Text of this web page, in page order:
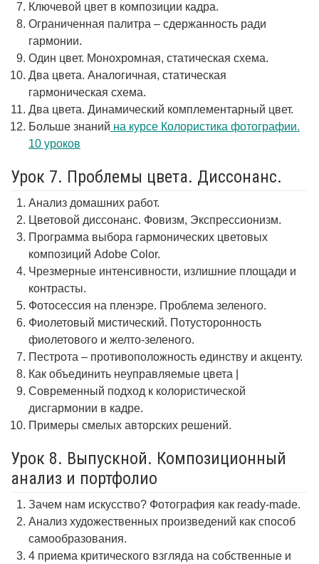
Ключевой цвет в композиции кадра.
Ограниченная палитра – сдержанность ради
гармонии.
Один цвет. Монохромная, статическая схема.
Два цвета. Аналогичная, статическая
гармоническая схема.
Два цвета. Динамический комплементарный цвет.
Больше знаний на курсе Колористика фотографии.
10 уроков
Урок 7. Проблемы цвета. Диссонанс.
Анализ домашних работ.
Цветовой диссонанс. Фовизм, Экспрессионизм.
Программа выбора гармонических цветовых
композиций Adobe Color.
Чрезмерные интенсивности, излишние площади и
контрасты.
Фотосессия на пленэре. Проблема зеленого.
Фиолетовый мистический. Потусторонность
фиолетового и желто-зеленого.
Пестрота – противоположность единству и акценту.
Как объединить неуправляемые цвета |
Современный подход к колористической
дисгармонии в кадре.
Примеры смелых авторских решений.
Урок 8. Выпускной. Композиционный
анализ и портфолио
Зачем нам искусство? Фотография как ready-made.
Анализ художественных произведений как способ
самообразования.
4 приема критического взгляда на собственные и